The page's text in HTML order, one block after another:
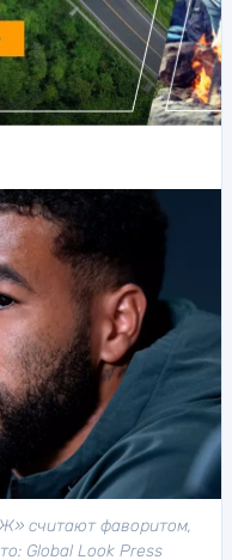
считают фаворитом,
Global Look Press